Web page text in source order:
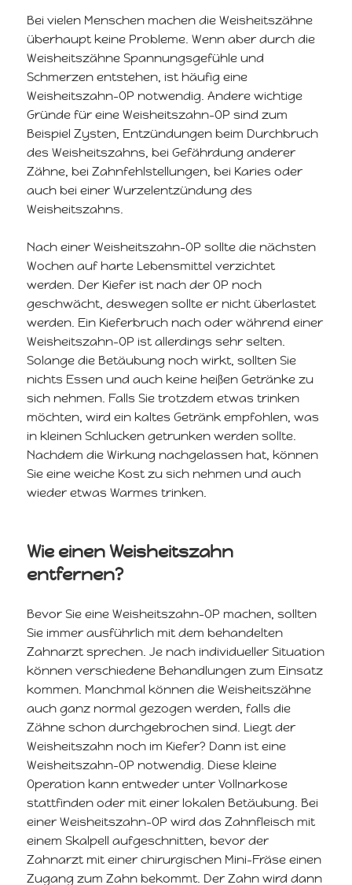
Bei vielen Menschen machen die Weisheitszähne
überhaupt keine Probleme. Wenn aber durch die
Weisheitszähne Spannungsgefühle und
Schmerzen entstehen, ist häufig eine
Weisheitszahn-OP notwendig. Andere wichtige
Gründe für eine Weisheitszahn-OP sind zum
Beispiel Zysten, Entzündungen beim Durchbruch
des Weisheitszahns, bei Gefährdung anderer
Zähne, bei Zahnfehlstellungen, bei Karies oder
auch bei einer Wurzelentzündung des
Weisheitszahns.
Nach einer Weisheitszahn-OP sollte die nächsten
Wochen auf harte Lebensmittel verzichtet
werden. Der Kiefer ist nach der OP noch
geschwächt, deswegen sollte er nicht überlastet
werden. Ein Kieferbruch nach oder während einer
Weisheitszahn-OP ist allerdings sehr selten.
Solange die Betäubung noch wirkt, sollten Sie
nichts Essen und auch keine heißen Getränke zu
sich nehmen. Falls Sie trotzdem etwas trinken
möchten, wird ein kaltes Getränk empfohlen, was
in kleinen Schlucken getrunken werden sollte.
Nachdem die Wirkung nachgelassen hat, können
Sie eine weiche Kost zu sich nehmen und auch
wieder etwas Warmes trinken.
Wie einen Weisheitszahn
entfernen?
Bevor Sie eine Weisheitszahn-OP machen, sollten
Sie immer ausführlich mit dem behandelten
Zahnarzt sprechen. Je nach individueller Situation
können verschiedene Behandlungen zum Einsatz
kommen. Manchmal können die Weisheitszähne
auch ganz normal gezogen werden, falls die
Zähne schon durchgebrochen sind. Liegt der
Weisheitszahn noch im Kiefer? Dann ist eine
Weisheitszahn-OP notwendig. Diese kleine
Operation kann entweder unter Vollnarkose
stattfinden oder mit einer lokalen Betäubung. Bei
einer Weisheitszahn-OP wird das Zahnfleisch mit
einem Skalpell aufgeschnitten, bevor der
Zahnarzt mit einer chirurgischen Mini-Fräse einen
Zugang zum Zahn bekommt. Der Zahn wird dann